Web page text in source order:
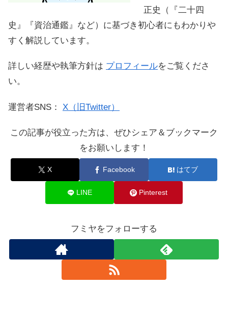
正史（『二十四
史』『資治通鑑』など）に基づき初心者にもわかりや
すく解説しています。
詳しい経歴や執筆方針は プロフィールをご覧くださ
い。
運営者SNS： X（旧Twitter）
この記事が役立った方は、ぜひシェア＆ブックマーク
をお願いします！
X Facebook はてブ
LINE Pinterest
フミヤをフォローする